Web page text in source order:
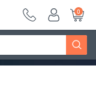
Дізнатись більше
0